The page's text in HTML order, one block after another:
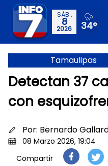
SÁB.,
8
2026 34°
Tamaulipas
Detectan 37
con
Por: Bernardo
08 Marzo 2026, 19:04
Compartir